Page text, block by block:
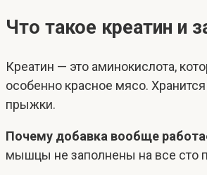
Что такое креатин и
Креатин — это аминокислота,
особенно красное мясо.
прыжки.
Почему добавка вообще
мышцы не заполнены на все сто